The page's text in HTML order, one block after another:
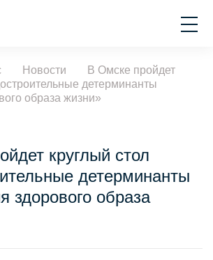
Новости
В Омске пройдет
детерминанты
образа жизни»
круглый стол
детерминанты
здорового образа